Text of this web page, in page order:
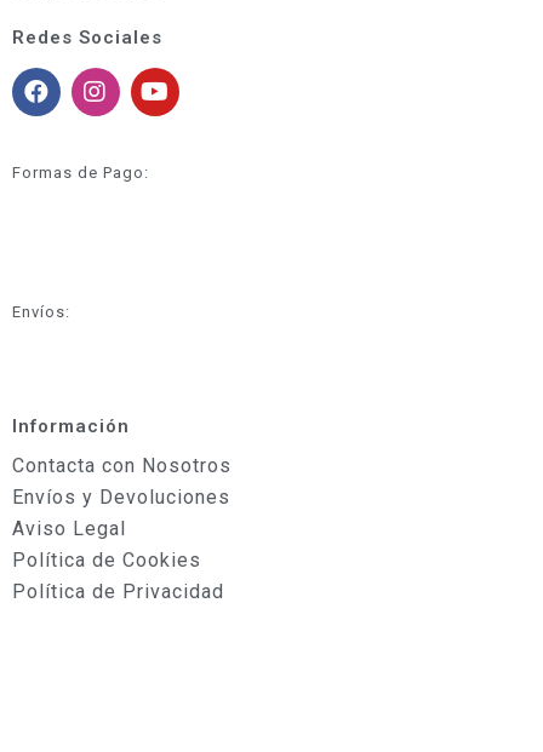
Redes Sociales
Formas de Pago:
Envíos:
Información
Contacta con Nosotros
Envíos y Devoluciones
Aviso Legal
Política de Cookies
Política de Privacidad